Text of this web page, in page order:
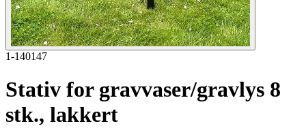
1-140147
Stativ for gravvaser/gravlys 8
stk., lakkert